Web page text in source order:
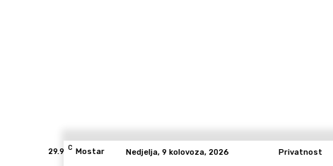
29.9 C Mostar Nedjelja, 9 kolovoza, 2026 Privatnost